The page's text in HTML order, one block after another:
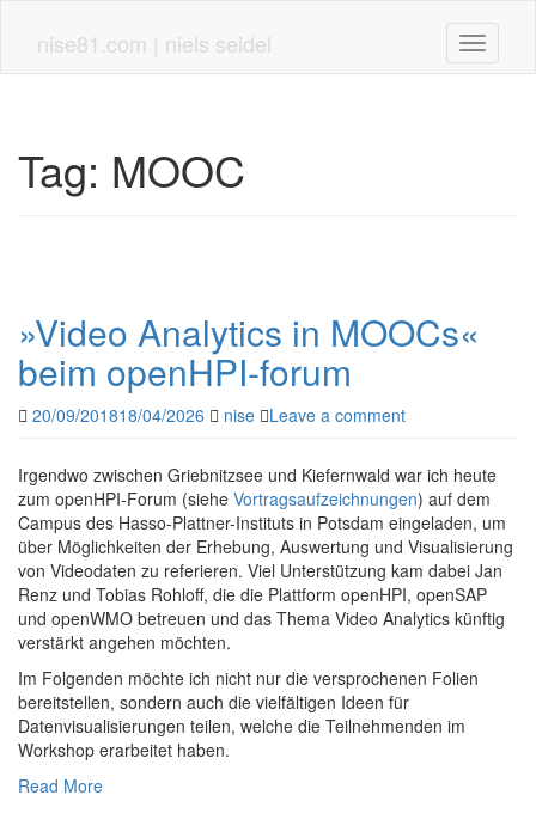
nise81.com | niels seidel Toggle
Tag: MOOC
»Video Analytics in MOOCs«
beim openHPI-forum
20/09/201818/04/2026 nise Leave a comment
Irgendwo zwischen Griebnitzsee und Kiefernwald war ich heute
zum openHPI-Forum (siehe Vortragsaufzeichnungen) auf dem
Campus des Hasso-Plattner-Instituts in Potsdam eingeladen, um
über Möglichkeiten der Erhebung, Auswertung und Visualisierung
von Videodaten zu referieren. Viel Unterstützung kam dabei Jan
Renz und Tobias Rohloff, die die Plattform openHPI, openSAP
und openWMO betreuen und das Thema Video Analytics künftig
verstärkt angehen möchten.
Im Folgenden möchte ich nicht nur die versprochenen Folien
bereitstellen, sondern auch die vielfältigen Ideen für
Datenvisualisierungen teilen, welche die Teilnehmenden im
Workshop erarbeitet haben.
Read More